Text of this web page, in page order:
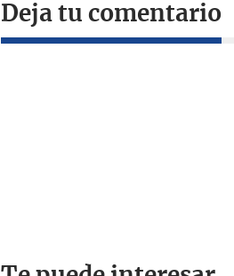
Deja tu comentario